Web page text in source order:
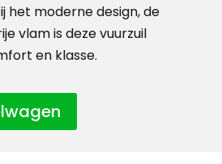
het moderne design, de
vlam is deze vuurzuil
en klasse.